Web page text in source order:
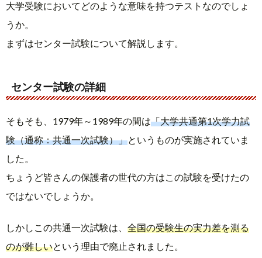
大学受験においてどのような意味を持つテストなのでしょ
うか。
まずはセンター試験について解説します。
センター試験の詳細
そもそも、1979年～1989年の間は「大学共通第1次学力試
験（通称：共通一次試験）」というものが実施されていま
した。
ちょうど皆さんの保護者の世代の方はこの試験を受けたの
ではないでしょうか。
しかしこの共通一次試験は、 全国の受験生の実力差を測る
のが難しいという理由で廃止されました。